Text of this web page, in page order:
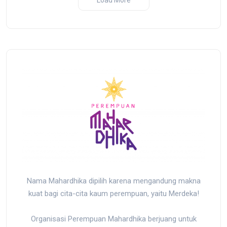
Nama Mahardhika dipilih karena mengandung makna
kuat bagi cita-cita kaum perempuan, yaitu Merdeka!
Organisasi Perempuan Mahardhika berjuang untuk